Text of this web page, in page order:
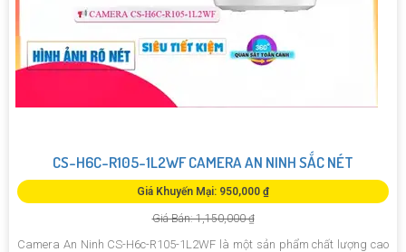
CS-H6C-R105-1L2WF CAMERA AN NINH SẮC NÉT
Giá Khuyến Mại: 950,000 ₫
Giá Bán: 1,150,000 ₫
Camera An Ninh CS-H6c-R105-1L2WF là một sản phẩm chất lượng cao